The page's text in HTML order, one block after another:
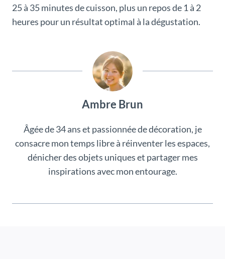
25 à 35 minutes de cuisson, plus un repos de 1 à 2
heures pour un résultat optimal à la dégustation.
Ambre Brun
Âgée de 34 ans et passionnée de décoration, je
consacre mon temps libre à réinventer les espaces,
dénicher des objets uniques et partager mes
inspirations avec mon entourage.